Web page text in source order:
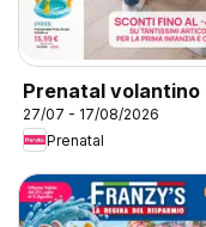
Prenatal volantino
27/07 - 17/08/2026
Prenatal